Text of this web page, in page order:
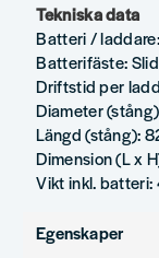
Tekniska data
Batteri /
Batterifäste:
Driftstid per
Diameter
Längd (stång):
Dimension (L x
Vikt inkl. batteri:
Egenskaper